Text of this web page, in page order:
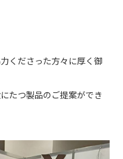
くださった方々に厚く御
たつ製品のご提案ができ